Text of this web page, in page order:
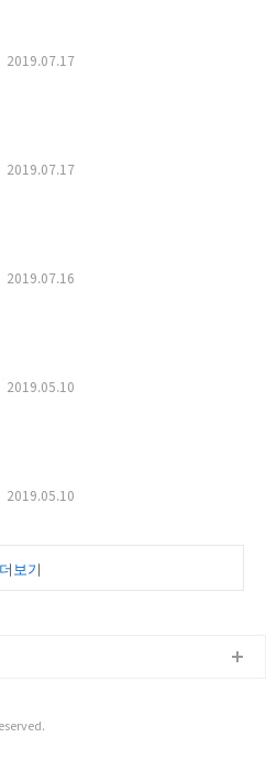
2019.07.17
2019.07.17
2019.07.16
2019.05.10
2019.05.10
더보기